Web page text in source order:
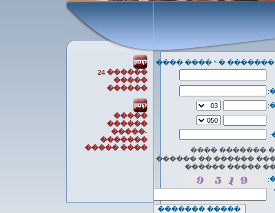
���� ������� �-*
��� �������
������� ������ ��
������ �����
������ 24
�����
������
�����
������
-�����
�������
���� �����